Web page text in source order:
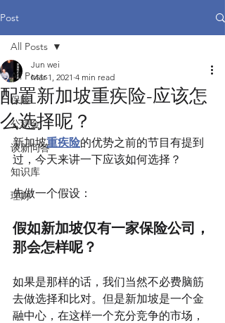
Post
All Posts
保险
公积金
谈新问答
知识库
理财
All Posts
配置新加坡重疾险-应该怎
么选择呢？
Jun wei
Mar 1, 2021 4 min read
新加坡重疾险的优势之前的节目有提到
过，今天来讲一下应该如何选择？
先做一个假设：
假如新加坡仅有一家保险公司，
那会怎样呢？
如果是那样的话，我们当然不必费脑筋
去做选择和比对。但是新加坡是一个金
融中心，在这样一个充分竞争的市场，